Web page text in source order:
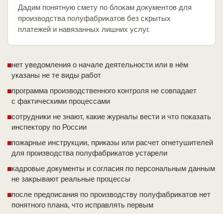
Дадим понятную смету по блокам документов для
производства полуфабрикатов без скрытых
платежей и навязанных лишних услуг.
нет уведомления о начале деятельности или в нём
указаны не те виды работ
программа производственного контроля не совпадает
с фактическими процессами
сотрудники не знают, какие журналы вести и что показать
инспектору по России
пожарные инструкции, приказы или расчет огнетушителей
для производства полуфабрикатов устарели
кадровые документы и согласия по персональным данным
не закрывают реальные процессы
после предписания по производству полуфабрикатов нет
понятного плана, что исправлять первым